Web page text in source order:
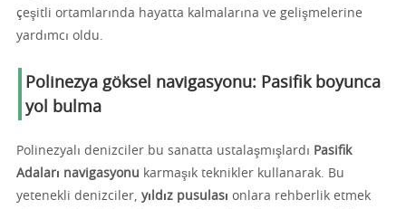
çeşitli ortamlarında hayatta kalmalarına ve gelişmelerine
yardımcı oldu.
Polinezya göksel navigasyonu: Pasifik boyunca
yol bulma
Polinezyalı denizciler bu sanatta ustalaşmışlardı Pasifik
Adaları navigasyonu karmaşık teknikler kullanarak. Bu
yetenekli denizciler, yıldız pusulası onlara rehberlik etmek